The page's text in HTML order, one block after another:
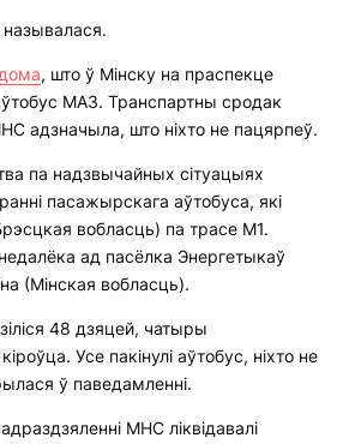
, што ў Мінску на праспекце
МАЗ. Транспартны сродак
адзначыла, што ніхто не пацярпеў.
па надзвычайных сітуацыях
пасажырскага аўтобуса, які
вобласць) па трасе М1.
ад пасёлка Энергетыкаў
(Мінская вобласць).
48 дзяцей, чатыры
Усе пакінулі аўтобус, ніхто не
ў паведамленні.
МНС ліквідавалі